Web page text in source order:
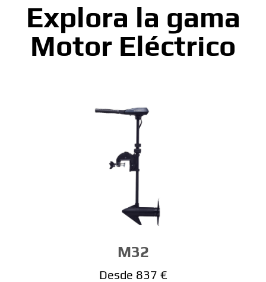
Explora la gama
Motor Eléctrico
M32
Desde 837 €